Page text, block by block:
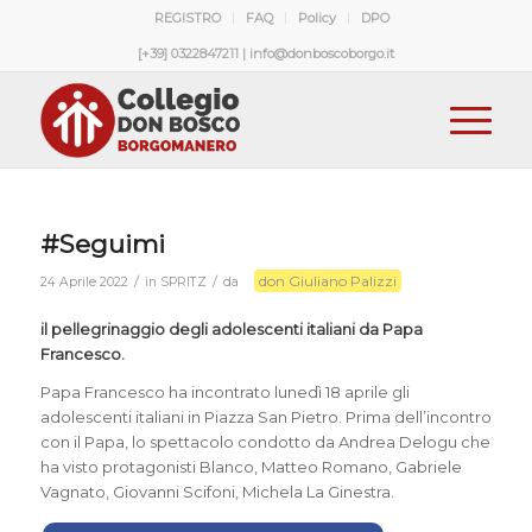
REGISTRO FAQ Policy DPO
[+39] 0322847211 | info@donboscoborgo.it
#Seguimi
24 Aprile 2022 / in SPRITZ / da don Giuliano Palizzi
il pellegrinaggio degli adolescenti italiani da Papa
Francesco.
Papa Francesco ha incontrato lunedì 18 aprile gli
adolescenti italiani in Piazza San Pietro. Prima dell’incontro
con il Papa, lo spettacolo condotto da Andrea Delogu che
ha visto protagonisti Blanco, Matteo Romano, Gabriele
Vagnato, Giovanni Scifoni, Michela La Ginestra.